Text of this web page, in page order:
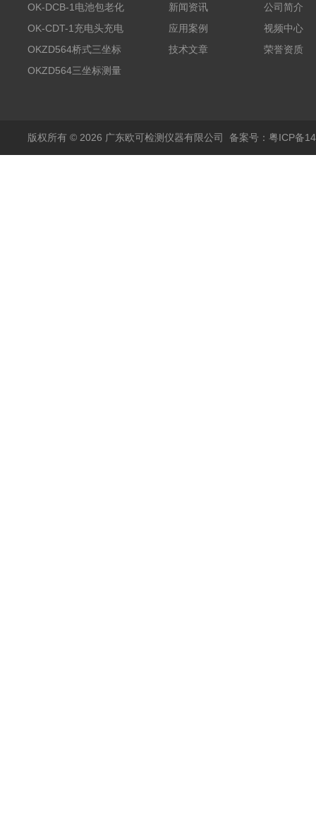
OK-DCB-1电池包老化
测试系统
OK-CDT-1充电头充电
宝测试系统
OKZD564桥式三坐标
测量仪
OKZD564三坐标测量
新闻资讯
应用案例
技术文章
公司简介
视频中心
荣誉资质
版权所有 © 2026 广东欧可检测仪器有限公司 备案号：粤ICP备